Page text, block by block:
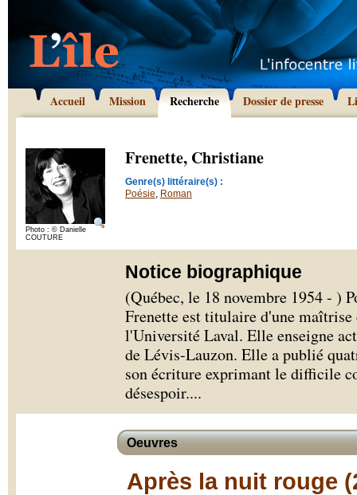
Accueil Mission Recherche Dossier de presse
Photo : © Danielle
COUTURE
Frenette, Christiane
Genre(s) littéraire(s) :
Poésie, Roman
Notice biographique
(Québec, le 18 novembre 1954 - )
Frenette est titulaire d'une
l'Université Laval. Elle enseigne
de Lévis-Lauzon. Elle a publié
son écriture exprimant le difficile
désespoir....
Oeuvres
Après la nuit rouge